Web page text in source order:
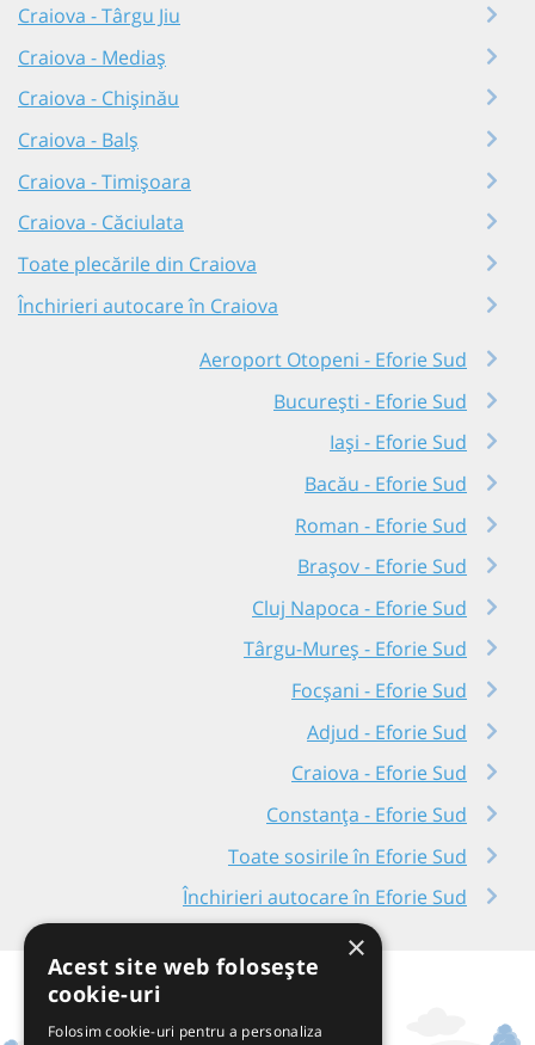
Craiova - Târgu Jiu
Craiova - Mediaș
Craiova - Chișinău
Craiova - Balș
Craiova - Timișoara
Craiova - Căciulata
Toate plecările din Craiova
Închirieri autocare în Craiova
Aeroport Otopeni - Eforie Sud
București - Eforie Sud
Iași - Eforie Sud
Bacău - Eforie Sud
Roman - Eforie Sud
Brașov - Eforie Sud
Cluj Napoca - Eforie Sud
Târgu-Mureș - Eforie Sud
Focșani - Eforie Sud
Adjud - Eforie Sud
Craiova - Eforie Sud
Constanța - Eforie Sud
Toate sosirile în Eforie Sud
Închirieri autocare în Eforie Sud
×
Acest site web folosește
cookie-uri
Folosim cookie-uri pentru a personaliza